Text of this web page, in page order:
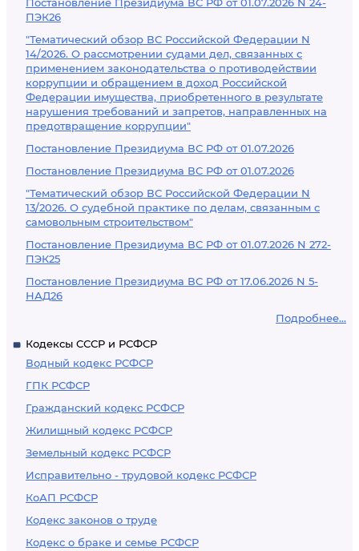
ПЭК26
"Тематический обзор ВС Российской Федерации N
14/2026. О рассмотрении судами дел, связанных с
применением законодательства о противодействии
коррупции и обращением в доход Российской
Федерации имущества, приобретенного в результате
нарушения требований и запретов, направленных на
предотвращение коррупции"
Постановление Президиума ВС РФ от 01.07.2026
Постановление Президиума ВС РФ от 01.07.2026
"Тематический обзор ВС Российской Федерации N
13/2026. О судебной практике по делам, связанным с
самовольным строительством"
Постановление Президиума ВС РФ от 01.07.2026 N 272-
ПЭК25
Постановление Президиума ВС РФ от 17.06.2026 N 5-
НАД26
Подробнее...
Кодексы СССР и РСФСР
Водный кодекс РСФСР
ГПК РСФСР
Гражданский кодекс РСФСР
Жилищный кодекс РСФСР
Земельный кодекс РСФСР
Исправительно - трудовой кодекс РСФСР
КоАП РСФСР
Кодекс законов о труде
Кодекс о браке и семье РСФСР